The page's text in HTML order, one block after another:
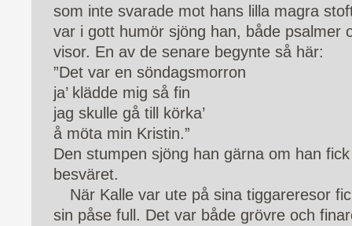
som inte svarade mot hans lilla magra
var i gott humör sjöng han, både psalmer
visor. En av de senare begynte så här:
”Det var en söndagsmorron
ja’ klädde mig så fin
jag skulle gå till körka’
å möta min Kristin.”
Den stumpen sjöng han gärna om han
besväret.
När Kalle var ute på sina tiggareresor
sin påse full. Det var både grövre och